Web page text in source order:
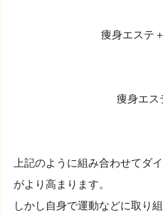
痩身エステ
痩身エス
上記のように組み合わせてダ
がより高まります。
しかし自身で運動などに取り